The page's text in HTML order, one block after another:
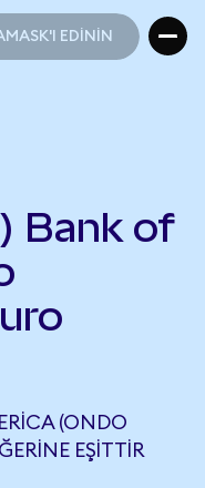
EDİNİN
Bank of
(ONDO
EŞITTIR